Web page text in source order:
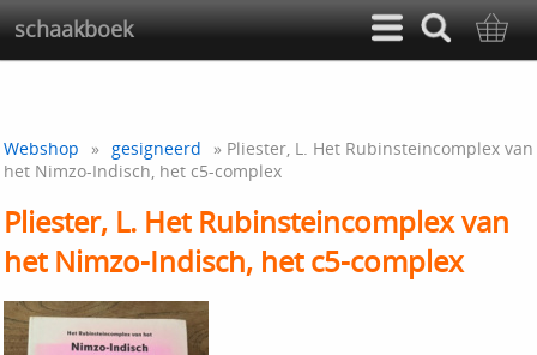
schaakboek
Webshop » gesigneerd
» Pliester, L. Het Rubinsteincomplex van
het Nimzo-Indisch, het c5-complex
Pliester, L. Het Rubinsteincomplex van
het Nimzo-Indisch, het c5-complex